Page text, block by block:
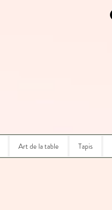
Art de la table Tapis